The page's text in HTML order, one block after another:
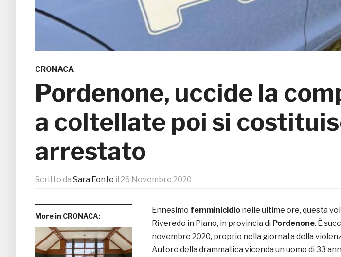
CRONACA
Pordenone, uccide la
a coltellate poi si
arrestato
Scritto da Sara Fonte il 26 Novembre 2020
More in CRONACA:
Ennesimo femminicidio nelle ultime ore, questa
Riveredo in Piano, in provincia di Pordenone. È
novembre 2020, proprio nella giornata della
Autore della drammatica vicenda un uomo di 33